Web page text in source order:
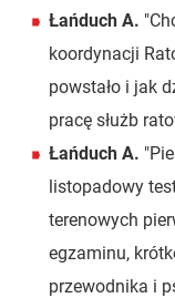
Łańduch A.
koordynacji
powstało i jak
pracę służb
Łańduch A.
listopadowy
terenowych
egzaminu,
przewodnika i